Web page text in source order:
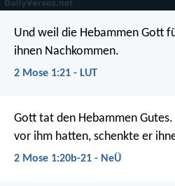
Und weil die Hebammen Gott
ihnen Nachkommen.
2 Mose 1:21 - LUT
Gott tat den Hebammen
vor ihm hatten, schenkte er
2 Mose 1:20b-21 - NeÜ